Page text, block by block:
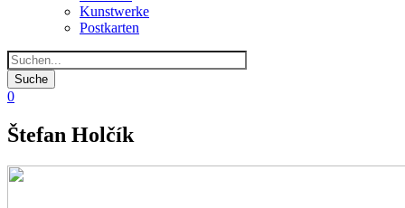
Kunstwerke
Postkarten
0
Štefan Holčík